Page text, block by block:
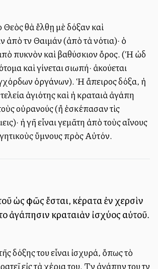
θὰ ἔλθῃ μὲ δόξαν καὶ
ἀπὸ τὴν Θαιμάν (ἀπὸ τὰ νότια)· ὁ
πυκνὸν καὶ βαθύσκιον ὄρος. (Ἡ ὠδὴ
καὶ γίνεται σιωπή· ἀκούεται
ὀργάνων). Ἡ ἄπειρος δόξα, ἡ
ἁγιότης καὶ ἡ κραταιὰ ἀγάπη
οὐρανούς (ἢ ἐσκέπασαν τὶς
ἡ γῆ εἶναι γεμᾶτη ἀπὸ τοὺς αἴνους
ὕμνους πρὸς Αὐτόν.
ὡς φῶς ἔσται, κέρατα ἐν χερσὶν
ἀγάπησιν κραταιὰν ἰσχύος αὐτοῦ.
δόξης του εἶναι ἰσχυρά, ὅπως τὸ
εἰς τὰ χέρια του. Τὴν ἀγάπην του τὴν